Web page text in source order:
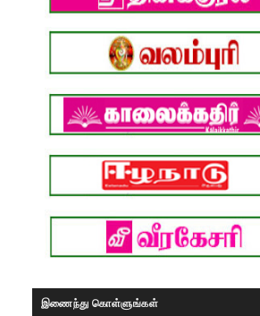
இணைந்து கொள்ளுங்கள்